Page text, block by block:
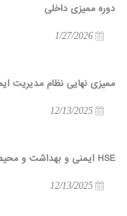
دوره ممیزی داخلی
ممیزی نهایی نظام مدیریت
HSE ایمنی و بهداشت و محیط زیست شرکت توزیع نیروی برق شیراز